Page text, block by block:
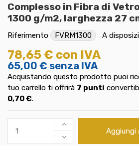
Complesso in Fibra di
1300 g/m2, larghezza 27
Riferimento FVRM1300 A
78,65 € con IVA
65,00 € senza IVA
Acquistando questo prodotto puoi
tuo carrello ti offrirà 7 punti
0,70 €.
Aggiungi